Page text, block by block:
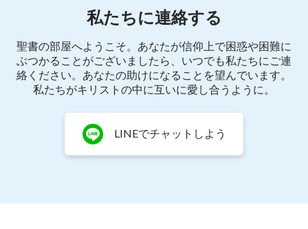
私たちに連絡する
聖書の部屋へようこそ。あなたが信仰上で困惑や困難に
ぶつかることがございましたら、いつでも私たちにご連
絡ください。あなたの助けになることを望んでいます。
私たちがキリストの中に互いに愛し合うように。
LINEでチャットしよう